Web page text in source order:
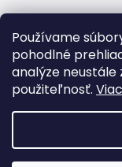
Používame
pohodlné
analýze neustále
použiteľnosť.